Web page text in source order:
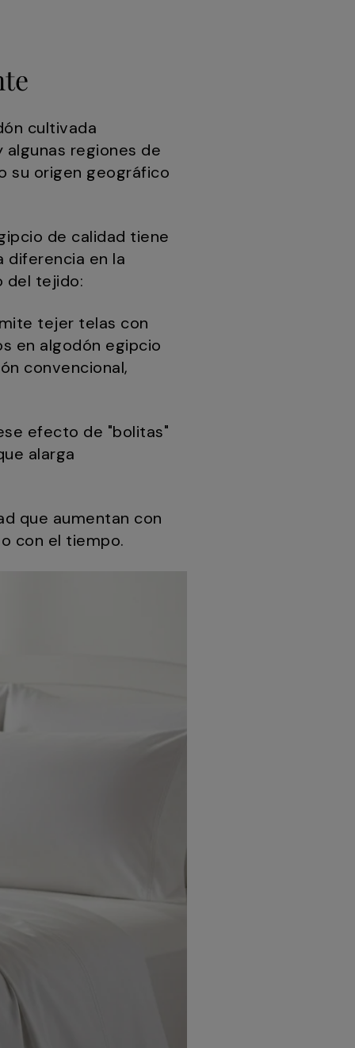
cultivada
algunas regiones de
su origen geográfico
de calidad tiene
diferencia en la
del tejido:
tejer telas con
en algodón egipcio
convencional,
efecto de "bolitas"
alarga
que aumentan con
con el tiempo.